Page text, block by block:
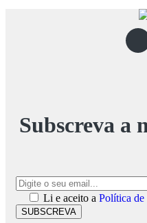
Subscreva a
Li e aceito a Política de
SUBSCREVA